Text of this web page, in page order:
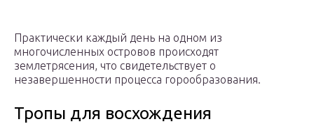
Практически каждый день на одном из
многочисленных островов происходят
землетрясения, что свидетельствует о
незавершенности процесса горообразования.
Тропы для восхождения